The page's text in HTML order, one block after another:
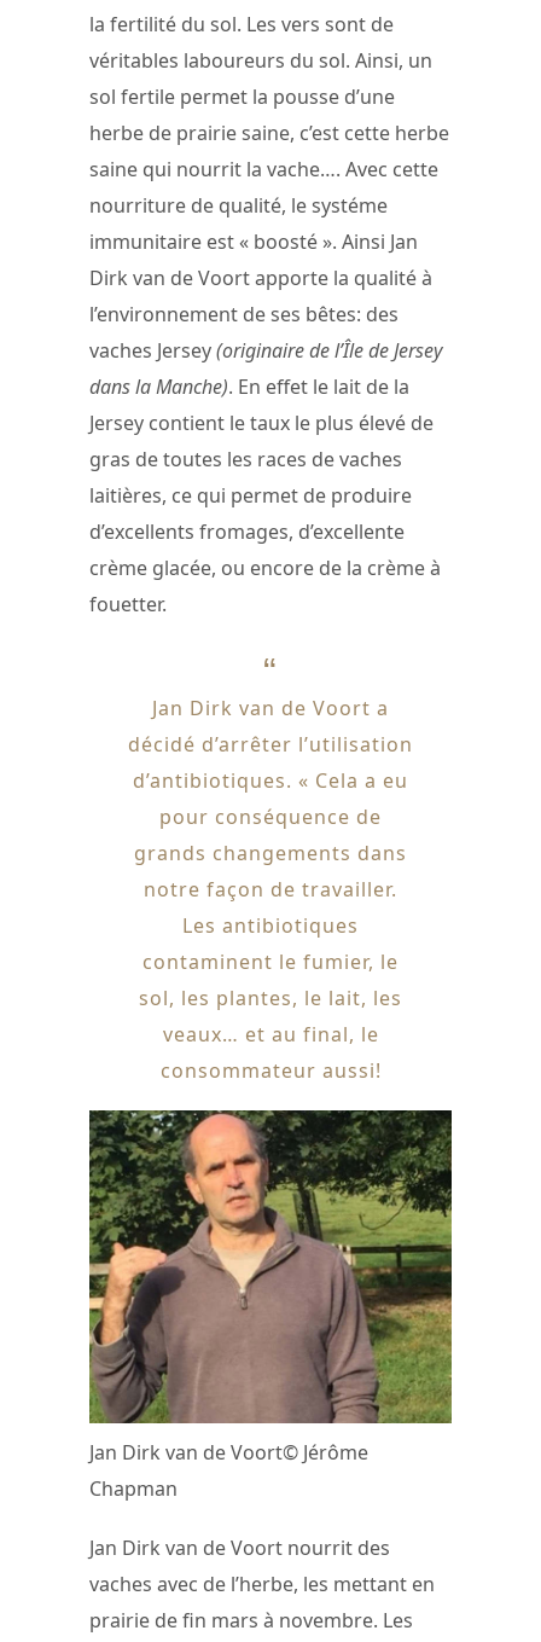
la fertilité du sol. Les vers sont de
véritables laboureurs du sol. Ainsi, un
sol fertile permet la pousse d’une
herbe de prairie saine, c’est cette herbe
saine qui nourrit la vache…. Avec cette
nourriture de qualité, le systéme
immunitaire est « boosté ». Ainsi Jan
Dirk van de Voort apporte la qualité à
l’environnement de ses bêtes: des
vaches Jersey(originaire de l’Île de Jersey
dans la Manche). En effet le lait de la
Jersey contient le taux le plus élevé de
gras de toutes les races de vaches
laitières, ce qui permet de produire
d’excellents fromages, d’excellente
crème glacée, ou encore de la crème à
fouetter.
Jan Dirk van de Voort a
décidé d’arrêter l’utilisation
d’antibiotiques. « Cela a eu
pour conséquence de
grands changements dans
notre façon de travailler.
Les antibiotiques
contaminent le fumier, le
sol, les plantes, le lait, les
veaux… et au final, le
consommateur aussi!
Jan Dirk van de Voort© Jérôme
Chapman
Jan Dirk van de Voort nourrit des
vaches avec de l’herbe, les mettant en
prairie de fin mars à novembre. Les